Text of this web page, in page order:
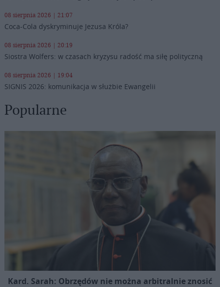
08 sierpnia 2026 | 21:07
Coca-Cola dyskryminuje Jezusa Króla?
08 sierpnia 2026 | 20:19
Siostra Wolfers: w czasach kryzysu radość ma siłę polityczną
08 sierpnia 2026 | 19:04
SIGNIS 2026: komunikacja w służbie Ewangelii
Popularne
Kard. Sarah: Obrzędów nie można arbitralnie znosić